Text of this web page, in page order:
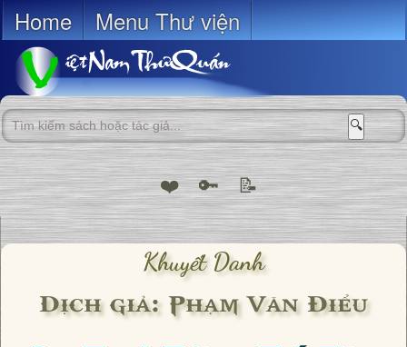
Home Menu Thư viện
🔍
❤️ 🔑 📝
Khuyết Danh
Dịch giả: Phạm Văn Điểu